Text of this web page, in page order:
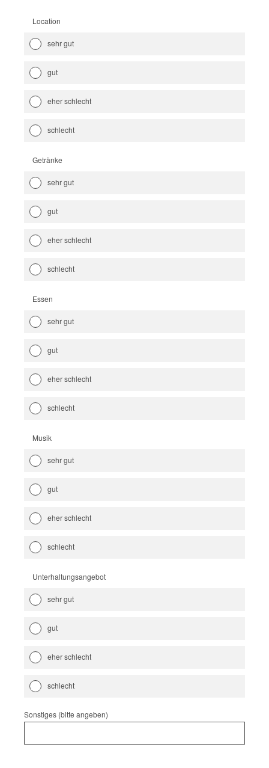
Location
sehr gut
gut
eher schlecht
schlecht
Getränke
sehr gut
gut
eher schlecht
schlecht
Essen
sehr gut
gut
eher schlecht
schlecht
Musik
sehr gut
gut
eher schlecht
schlecht
Unterhaltungsangebot
sehr gut
gut
eher schlecht
schlecht
Sonstiges (bitte angeben)